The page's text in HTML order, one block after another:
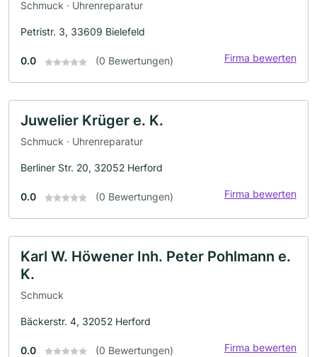
Schmuck · Uhrenreparatur
Petristr. 3, 33609 Bielefeld
0.0 (0 Bewertungen) Firma bewerten
Juwelier Krüger e. K.
Schmuck · Uhrenreparatur
Berliner Str. 20, 32052 Herford
0.0 (0 Bewertungen) Firma bewerten
Karl W. Höwener Inh. Peter Pohlmann e.
K.
Schmuck
Bäckerstr. 4, 32052 Herford
0.0 (0 Bewertungen) Firma bewerten